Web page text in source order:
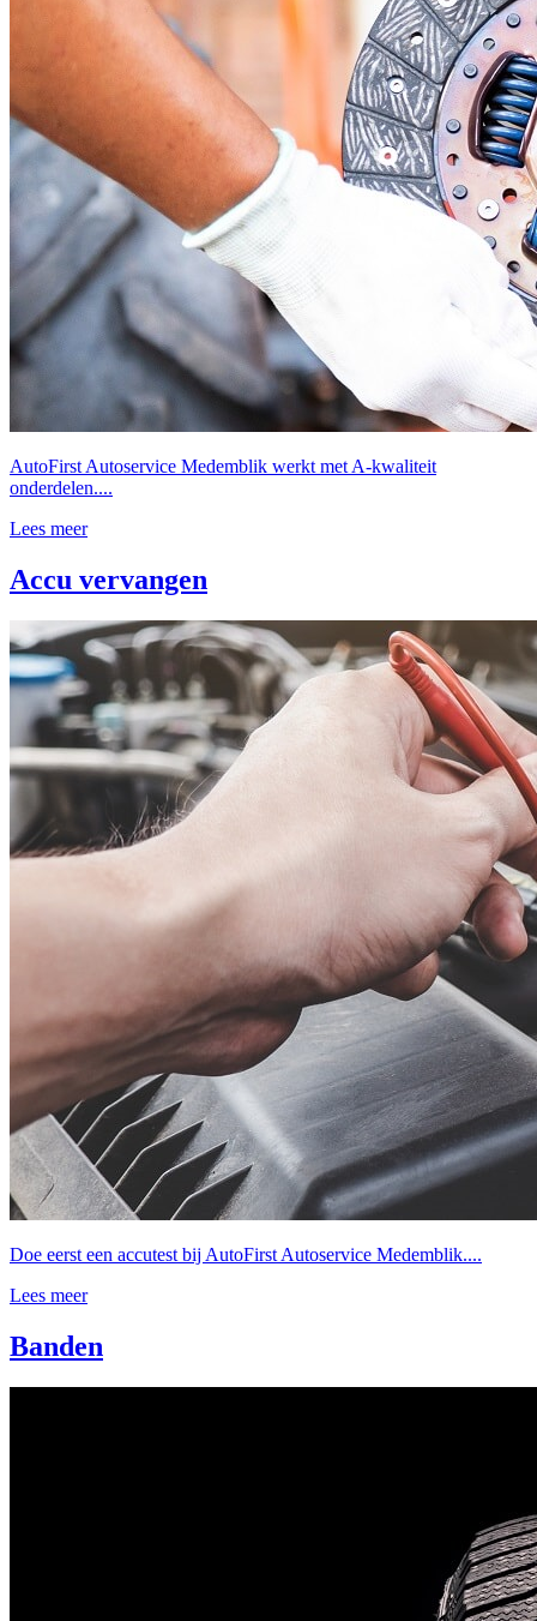
AutoFirst Autoservice Medemblik werkt met A-kwaliteit
onderdelen....
Lees meer
Accu vervangen
Doe eerst een accutest bij AutoFirst Autoservice Medemblik....
Lees meer
Banden